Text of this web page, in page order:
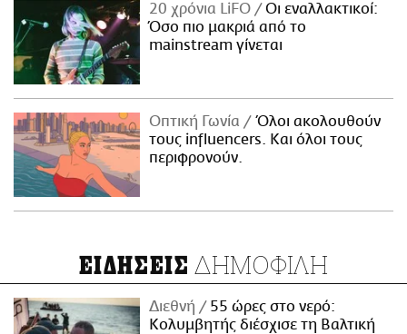
20 χρόνια LiFO
Οι εναλλακτικοί:
Όσο πιο μακριά από το
mainstream γίνεται
Οπτική Γωνία
Όλοι ακολουθούν
τους influencers. Και όλοι τους
περιφρονούν.
ΕΙΔΗΣΕΙΣ ΔΗΜΟΦΙΛΗ
Διεθνή
55 ώρες στο νερό:
Κολυμβητής διέσχισε τη Βαλτική